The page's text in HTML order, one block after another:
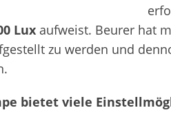
Lux aufweist. Beurer hat
zu werden und
bietet viele